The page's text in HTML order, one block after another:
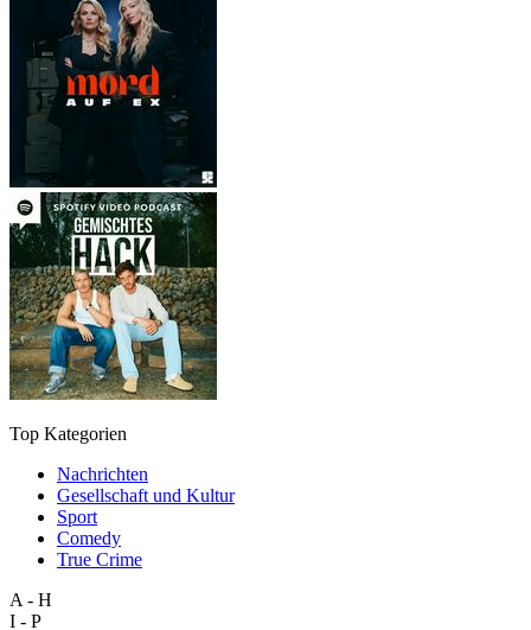
Top Kategorien
Nachrichten
Gesellschaft und Kultur
Sport
Comedy
True Crime
A - H
I - P